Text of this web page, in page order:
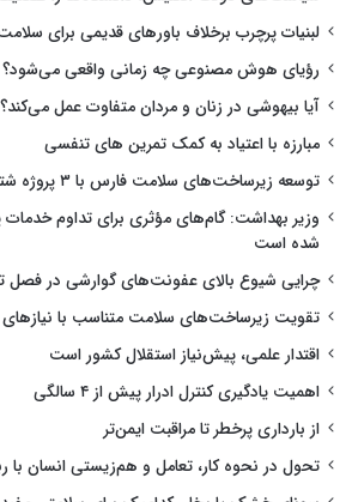
لبنیات پرچرب برخلاف باورهای قدیمی برای
رؤیای هوش مصنوعی چه زمانی واقعی می‌شود؟
آیا بیهوشی در زنان و مردان متفاوت عمل می‌کند؟
مبارزه با اعتیاد به کمک تمرین های تنفسی
توسعه زیرساخت‌های سلامت فارس با ۳ پروژه شتاب گرفت
وزیر بهداشت: گام‌های مؤثری برای تداوم خدمات
شده است
چرایی شیوع بالای عفونت‌های گوارشی در فصل
تقویت زیرساخت‌های سلامت متناسب با نیازهای
اقتدار علمی، پیش‌نیاز استقلال کشور است
اهمیت یادگیری کنترل ادرار پیش از ۴ سالگی
از بارداری پرخطر تا مراقبت ایمن‌تر
تحول در نحوه کار، تعامل و هم‌زیستی انسان با